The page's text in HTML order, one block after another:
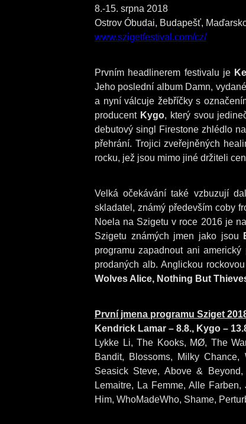
8.-15. srpna 2018
Ostrov Óbudai, Budapešť,
www.szigetfestival.com/cz/
Prvním headlinerem festivalu je
Jeho poslední album Damn,
a nyní válcuje žebříčky s
producent Kygo, který svou
debutový singl Firestone zhlédlo
přehrání. Trojici zveřejněných
rocku, jež jsou mimo jiné držiteli
Velká očekávání také vzbuzují
skladatel, známý především coby
Noela na Szigetu v roce 2016 je
Szigetu známých jmen jako jsou
programu zapadnout ani americký
prodaných alb. Anglickou
Wolves Alice, Nothing But
První jmena programu Sziget
Kendrick Lamar – 8.8., Kygo –
Lykke Li, The Kooks, MØ, The
Bandit, Blossoms, Milky
Seasick Steve, Above &
Lemaitre, La Femme, Alle
Him, WhoMadeWho, Shame,